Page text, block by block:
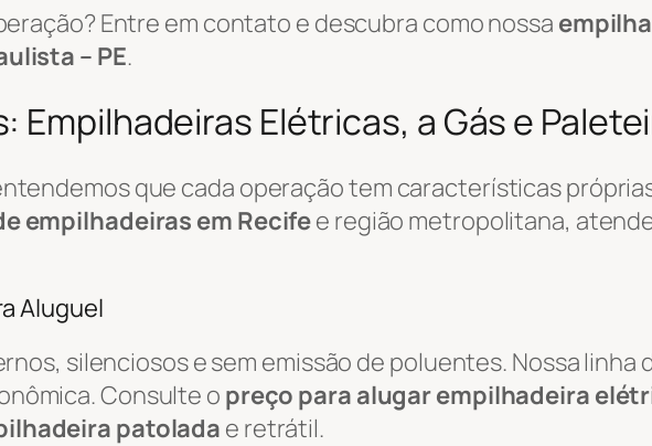
Entre em contato e descubra como nossa
– PE.
Empilhadeiras Elétricas, a Gás e
que cada operação tem características
empilhadeiras em Recifee região metropolitana,
Aluguel
silenciosos e sem emissão de poluentes. Nossa linha
Consulte o preço para alugar empilhadeira
patolada e retrátil.